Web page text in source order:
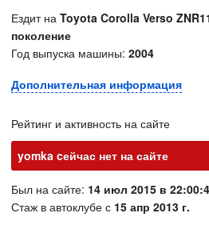
Ездит на Toyota Corolla Verso
поколение
Год выпуска машины: 2004
Дополнительная информация
Рейтинг и активность на сайте
yomka cейчас нет на сайте
Был на сайте: 14 июл 2015 в
Стаж в автоклубе с 15 апр 2013 г.